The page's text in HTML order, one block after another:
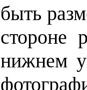
быть
стороне
нижнем